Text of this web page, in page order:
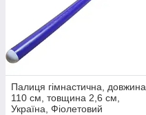
Палиця гімнастична, довжина
110 см, товщина 2,6 см,
Україна, Фіолетовий